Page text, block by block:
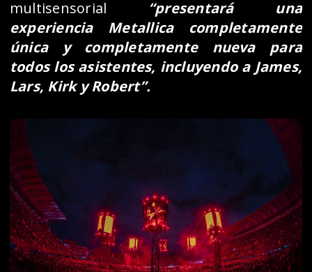
multisensorial “presentará una
experiencia Metallica completamente
única y completamente nueva para
todos los asistentes, incluyendo a James,
Lars, Kirk y Robert”.